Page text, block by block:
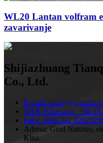
WL20 Lantan volfram
zavarivanje
Shijiazhuang
Co., Ltd.
E-mail:
Tel & Whatsapp: +86-
Faks: 0086 311
Adresa: Grad Nanzuo,
Kina.